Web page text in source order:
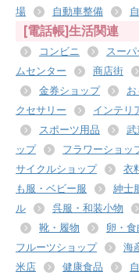
場
自動車整備
[電話帳]生活関連
コンビニ スーパ
ムセンター
商店街
金券ショップ
クセサリー
インテリ
スポーツ用品
武
ップ
フラワーショッ
サイクルショップ
衣
も服・ベビー服
紳士
ル
呉服・和装小物
靴・履物
卵・食
フルーツショップ
海
米店
健康食品